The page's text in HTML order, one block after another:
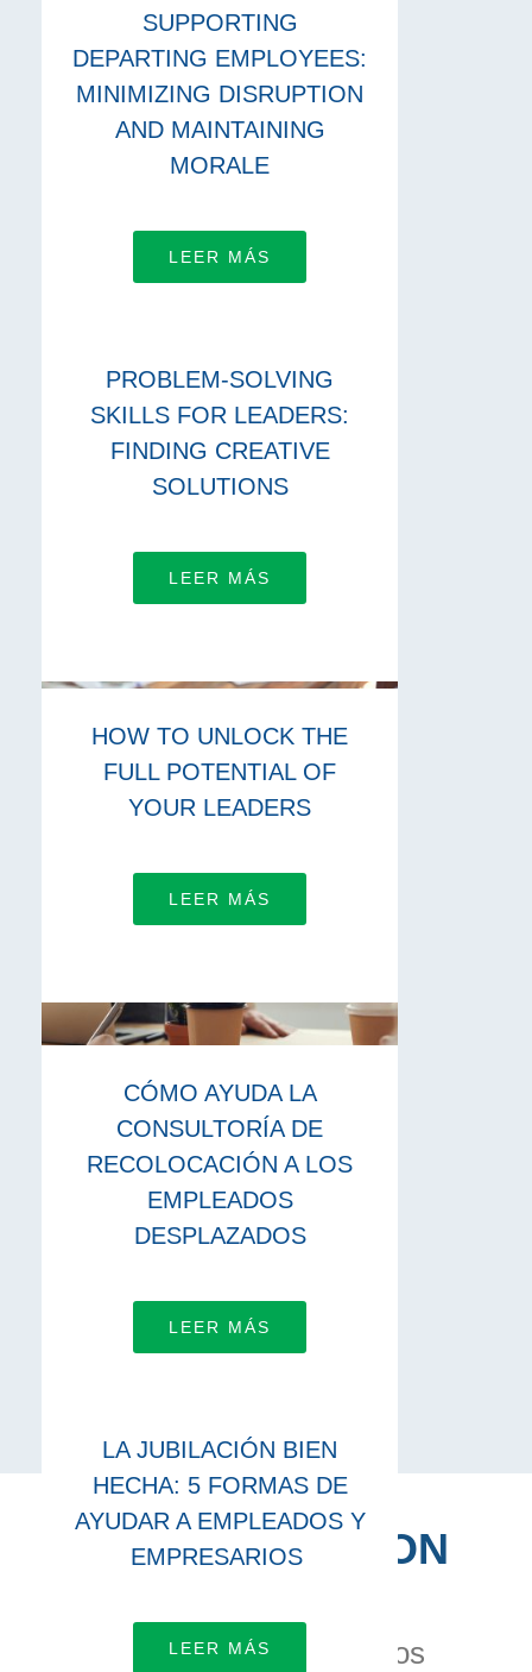
SUPPORTING
DEPARTING EMPLOYEES:
MINIMIZING DISRUPTION
AND MAINTAINING
MORALE
LEER MÁS
PROBLEM-SOLVING
SKILLS FOR LEADERS:
FINDING CREATIVE
SOLUTIONS
LEER MÁS
HOW TO UNLOCK THE
FULL POTENTIAL OF
YOUR LEADERS
LEER MÁS
CÓMO AYUDA LA
CONSULTORÍA DE
RECOLOCACIÓN A LOS
EMPLEADOS
DESPLAZADOS
LEER MÁS
LA JUBILACIÓN BIEN
HECHA: 5 FORMAS DE
AYUDAR A EMPLEADOS Y
EMPRESARIOS
LEER MÁS
CONÉCTATE CON
Vamos a trabajar juntos